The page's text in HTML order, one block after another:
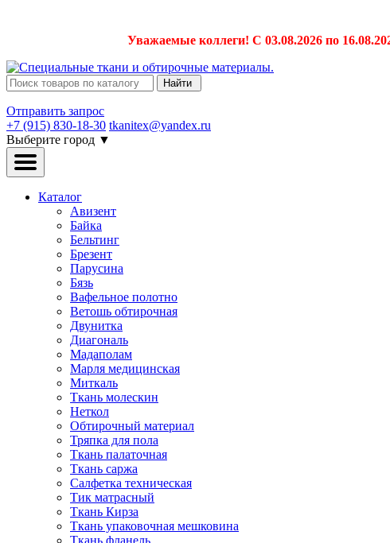
Уважаемые коллеги! С 03.08.2026 по
Найти
Отправить запрос
+7 (915) 830-18-30 tkanitex@yandex.ru
Выберите город ▼
Каталог
Авизент
Байка
Бельтинг
Брезент
Парусина
Бязь
Вафельное полотно
Ветошь обтирочная
Двунитка
Диагональ
Мадаполам
Марля медицинская
Миткаль
Ткань молескин
Неткол
Обтирочный материал
Тряпка для пола
Ткань палаточная
Ткань саржа
Салфетка техническая
Тик матрасный
Ткань Кирза
Ткань упаковочная мешковина
Ткань фланель